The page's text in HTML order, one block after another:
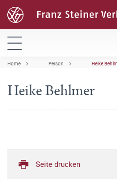
Home Person Heike
Heike Behlmer
Seite drucken